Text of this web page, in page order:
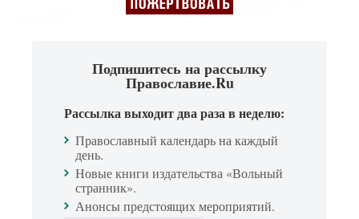
Подпишитесь на рассылку
Православие.Ru
Рассылка выходит два раза в неделю:
Православный календарь на каждый
день.
Новые книги издательства «Вольный
странник».
Анонсы предстоящих мероприятий.